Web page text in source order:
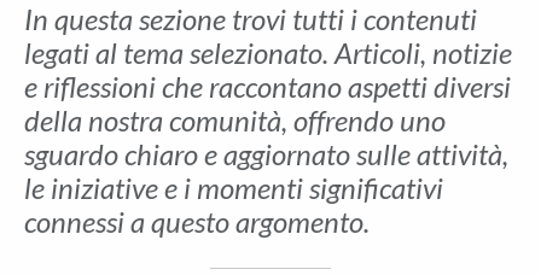
In questa sezione trovi tutti i contenuti
legati al tema selezionato. Articoli, notizie
e riflessioni che raccontano aspetti diversi
della nostra comunità, offrendo uno
sguardo chiaro e aggiornato sulle attività,
le iniziative e i momenti significativi
connessi a questo argomento.